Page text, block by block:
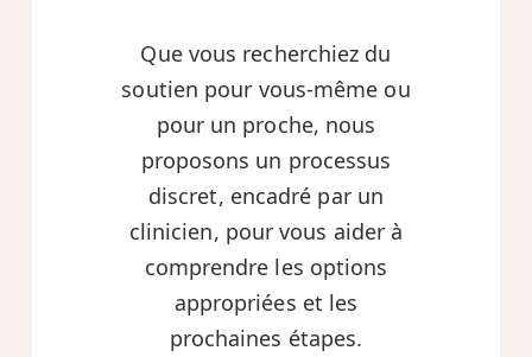
Que vous recherchiez du
soutien pour vous-même ou
pour un proche, nous
proposons un processus
discret, encadré par un
clinicien, pour vous aider à
comprendre les options
appropriées et les
prochaines étapes.